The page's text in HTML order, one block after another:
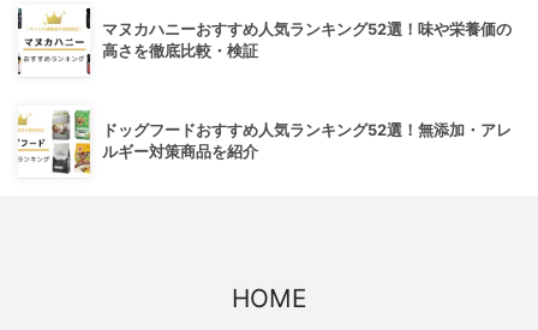
マヌカハニーおすすめ人気ランキング52選！味や栄養価の
高さを徹底比較・検証
ドッグフードおすすめ人気ランキング52選！無添加・アレ
ルギー対策商品を紹介
HOME